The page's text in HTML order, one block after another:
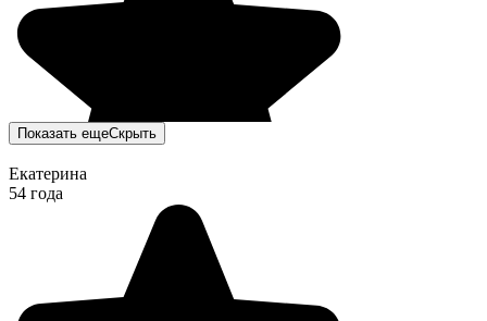
Показать ещеСкрыть
Екатерина
54 года